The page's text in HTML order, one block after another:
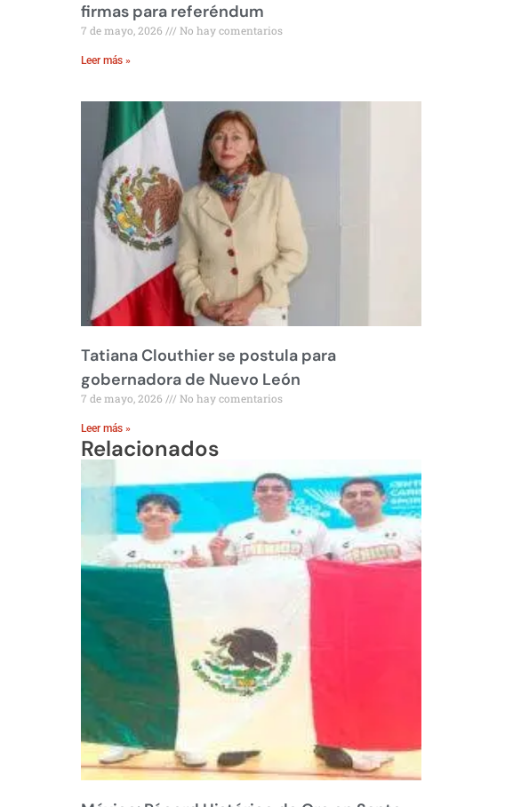
firmas para referéndum
7 de mayo, 2026 No hay comentarios
Leer más »
Tatiana Clouthier se postula para
gobernadora de Nuevo León
7 de mayo, 2026 No hay comentarios
Leer más »
Relacionados